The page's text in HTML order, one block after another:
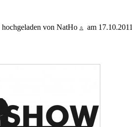
hochgeladen von NatHo am 17.10.2011